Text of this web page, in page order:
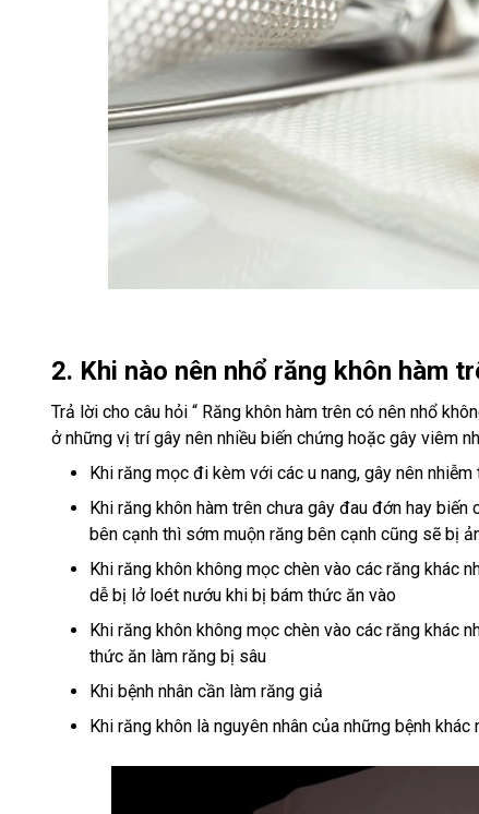
2. Khi nào nên nhổ răng khôn hàm
Trả lời cho câu hỏi “ Răng khôn hàm trên có nên nhổ
ở những vị trí gây nên nhiều biến chứng hoặc gây viêm
Khi răng mọc đi kèm với các u nang, gây nên
Khi răng khôn hàm trên chưa gây đau đớn hay
bên cạnh thì sớm muộn răng bên cạnh cũng sẽ bị
Khi răng khôn không mọc chèn vào các răng khác
dễ bị lở loét nướu khi bị bám thức ăn vào
Khi răng khôn không mọc chèn vào các răng khác
thức ăn làm răng bị sâu
Khi bệnh nhân cần làm răng giả
Khi răng khôn là nguyên nhân của những bệnh